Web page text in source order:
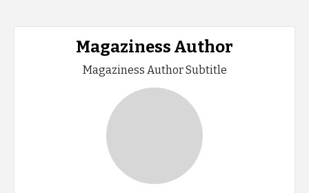
Magaziness Author
Magaziness Author Subtitle